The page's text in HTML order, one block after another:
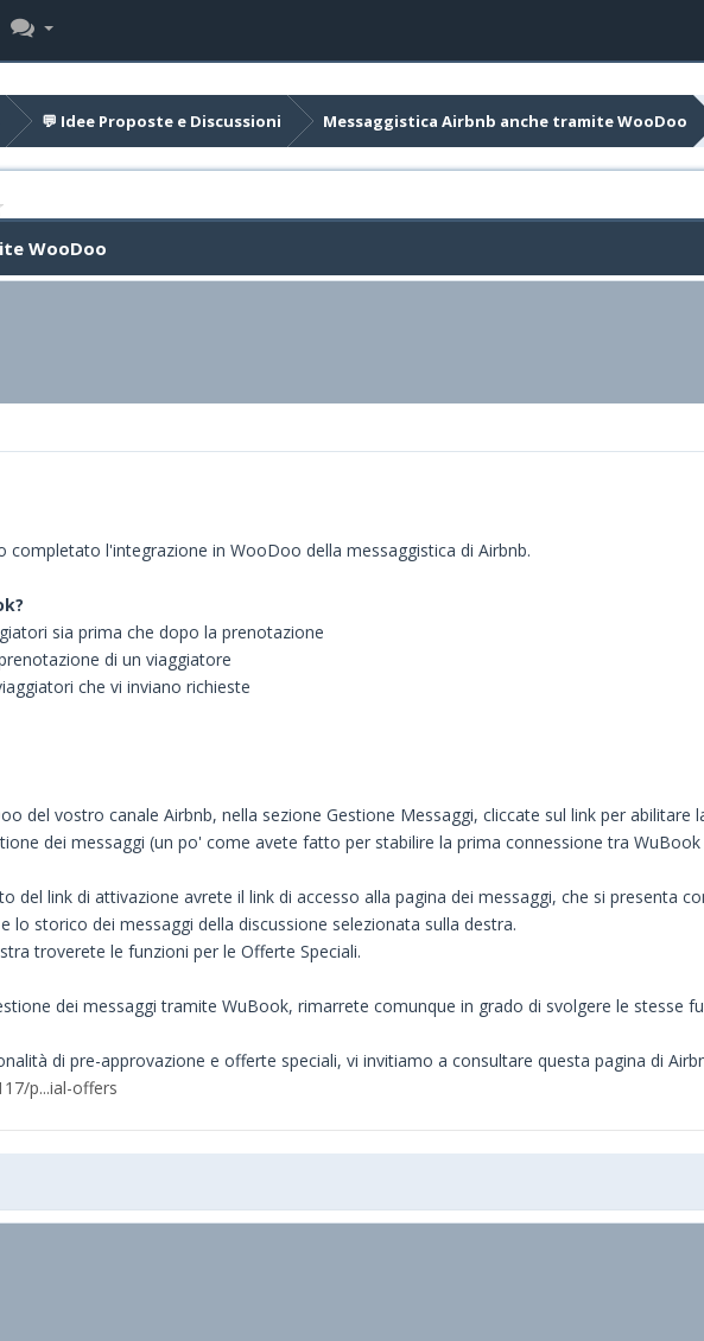
💬 Idee Proposte e Discussioni Messaggistica Airbnb anche tramite WooDoo
WooDoo
completato l'integrazione in WooDoo della messaggistica di Airbnb.
sia prima che dopo la prenotazione
di un viaggiatore
che vi inviano richieste
del vostro canale Airbnb, nella sezione Gestione Messaggi, cliccate sul link per abilitare
dei messaggi (un po' come avete fatto per stabilire la prima connessione tra
del link di attivazione avrete il link di accesso alla pagina dei messaggi, che si presenta
lo storico dei messaggi della discussione selezionata sulla destra.
troverete le funzioni per le Offerte Speciali.
dei messaggi tramite WuBook, rimarrete comunque in grado di svolgere le stesse
di pre-approvazione e offerte speciali, vi invitiamo a consultare questa pagina di
p...ial-offers